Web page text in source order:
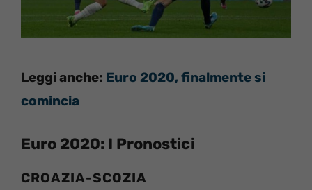
Leggi anche: Euro 2020, finalmente si
comincia
Euro 2020: I Pronostici
CROAZIA-SCOZIA